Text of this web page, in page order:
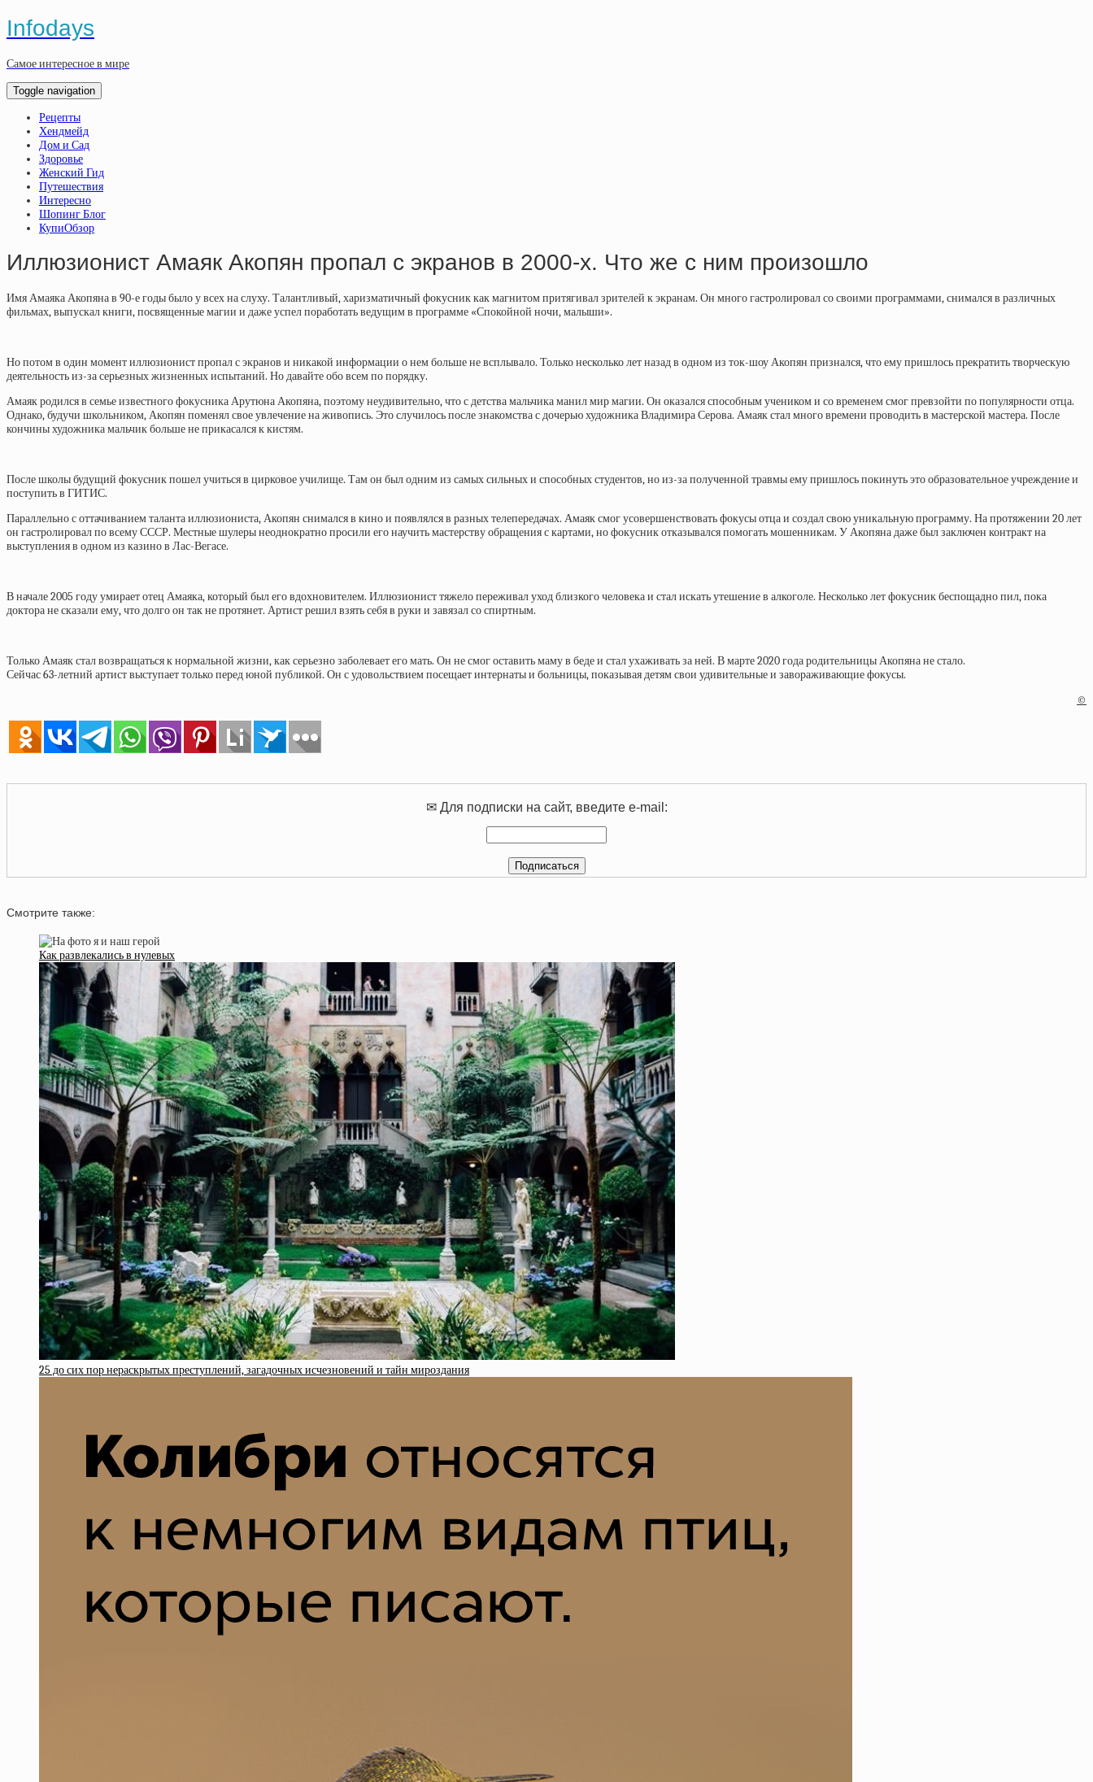
Infodays
Самое интересное в мире
Toggle navigation
Рецепты
Хендмейд
Дом и Сад
Здоровье
Женский Гид
Путешествия
Интересно
Шопинг Блог
КупиОбзор
Иллюзионист Амаяк Акопян пропал с экранов в 2000-х. Что же с ним произошло
Имя Амаяка Акопяна в 90-е годы было у всех на слуху. Талантливый, харизматичный фокусник как магнитом притягивал зрителей к экранам. Он много гастролировал со своими программами, снимался в различных
фильмах, выпускал книги, посвященные магии и даже успел поработать ведущим в программе «Спокойной ночи, малыши».
Но потом в один момент иллюзионист пропал с экранов и никакой информации о нем больше не всплывало. Только несколько лет назад в одном из ток-шоу Акопян признался, что ему пришлось прекратить творческую
деятельность из-за серьезных жизненных испытаний. Но давайте обо всем по порядку.
Амаяк родился в семье известного фокусника Арутюна Акопяна, поэтому неудивительно, что с детства мальчика манил мир магии. Он оказался способным учеником и со временем смог превзойти по популярности отца.
Однако, будучи школьником, Акопян поменял свое увлечение на живопись. Это случилось после знакомства с дочерью художника Владимира Серова. Амаяк стал много времени проводить в мастерской мастера. После
кончины художника мальчик больше не прикасался к кистям.
После школы будущий фокусник пошел учиться в цирковое училище. Там он был одним из самых сильных и способных студентов, но из-за полученной травмы ему пришлось покинуть это образовательное учреждение и
поступить в ГИТИС.
Параллельно с оттачиванием таланта иллюзиониста, Акопян снимался в кино и появлялся в разных телепередачах. Амаяк смог усовершенствовать фокусы отца и создал свою уникальную программу. На протяжении 20 лет
он гастролировал по всему СССР. Местные шулеры неоднократно просили его научить мастерству обращения с картами, но фокусник отказывался помогать мошенникам. У Акопяна даже был заключен контракт на
выступления в одном из казино в Лас-Вегасе.
В начале 2005 году умирает отец Амаяка, который был его вдохновителем. Иллюзионист тяжело переживал уход близкого человека и стал искать утешение в алкоголе. Несколько лет фокусник беспощадно пил, пока
доктора не сказали ему, что долго он так не протянет. Артист решил взять себя в руки и завязал со спиртным.
Только Амаяк стал возвращаться к нормальной жизни, как серьезно заболевает его мать. Он не смог оставить маму в беде и стал ухаживать за ней. В марте 2020 года родительницы Акопяна не стало.
Сейчас 63-летний артист выступает только перед юной публикой. Он с удовольствием посещает интернаты и больницы, показывая детям свои удивительные и завораживающие фокусы.
©
✉ Для подписки на сайт, введите e-mail:
Смотрите также:
Как развлекались в нулевых
25 до сих пор нераскрытых преступлений, загадочных исчезновений и тайн мироздания